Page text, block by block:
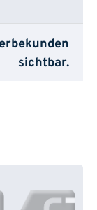
sichtbar.